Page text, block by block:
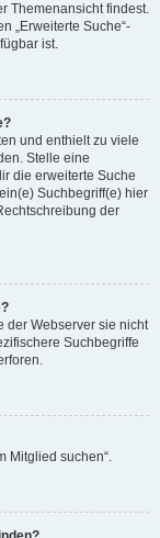
Themenansicht findest.
„Erweiterte Suche“-
ist.
und enthielt zu viele
Stelle eine
die erweiterte Suche
Suchbegriff(e) hier
der
der Webserver sie nicht
Suchbegriffe
Mitglied suchen“.